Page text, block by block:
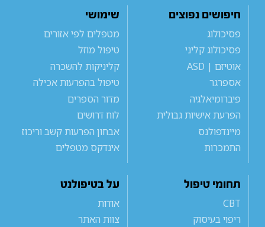
חיפושים נפוצים
פסיכולוג
פסיכולוג קליני
אוטיזם | ASD
אספרגר
פיברומיאלגיה
הפרעת אישיות גבולית
מיינדפולנס
התמכרות
שימושי
מטפלים לפי אזורים
טיפול מוזל
קליניקות להשכרה
טיפול בהפרעות אכילה
מדור הספרים
לוח דרושים
אבחון הפרעות קשב וריכוז
אינדקס מטפלים
תחומי טיפול
CBT
ריפוי בעיסוק
על בטיפולנט
אודות
צוות האתר